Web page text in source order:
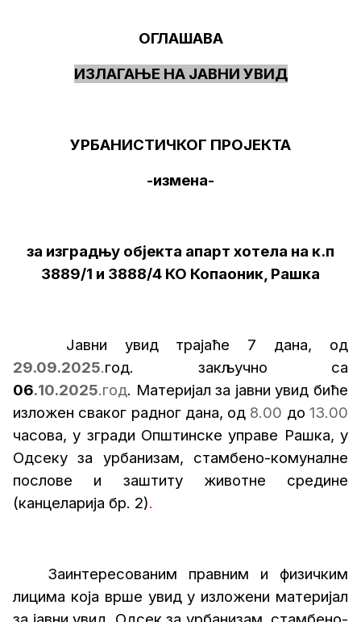
ОГЛАШАВА
ИЗЛАГАЊЕ НА ЈАВНИ УВИД
УРБАНИСТИЧКОГ ПРОЈЕКТА
-измена-
за изградњу објекта апарт хотела на к.п
3889/1 и 3888/4 КО Копаоник, Рашка
Јавни увид трајаће 7 дана, од
29.09.2025.год. закључно са
06.10.2025.год. Материјал за јавни увид биће
изложен сваког радног дана, од 8.00 до13.00
часова, у згради Општинске управе Рашка, у
Одсеку за урбанизам, стамбено-комуналне
послове и заштиту животне средине
(канцеларија бр. 2).
Заинтересованим правним и физичким
лицима која врше увид у изложени материјал